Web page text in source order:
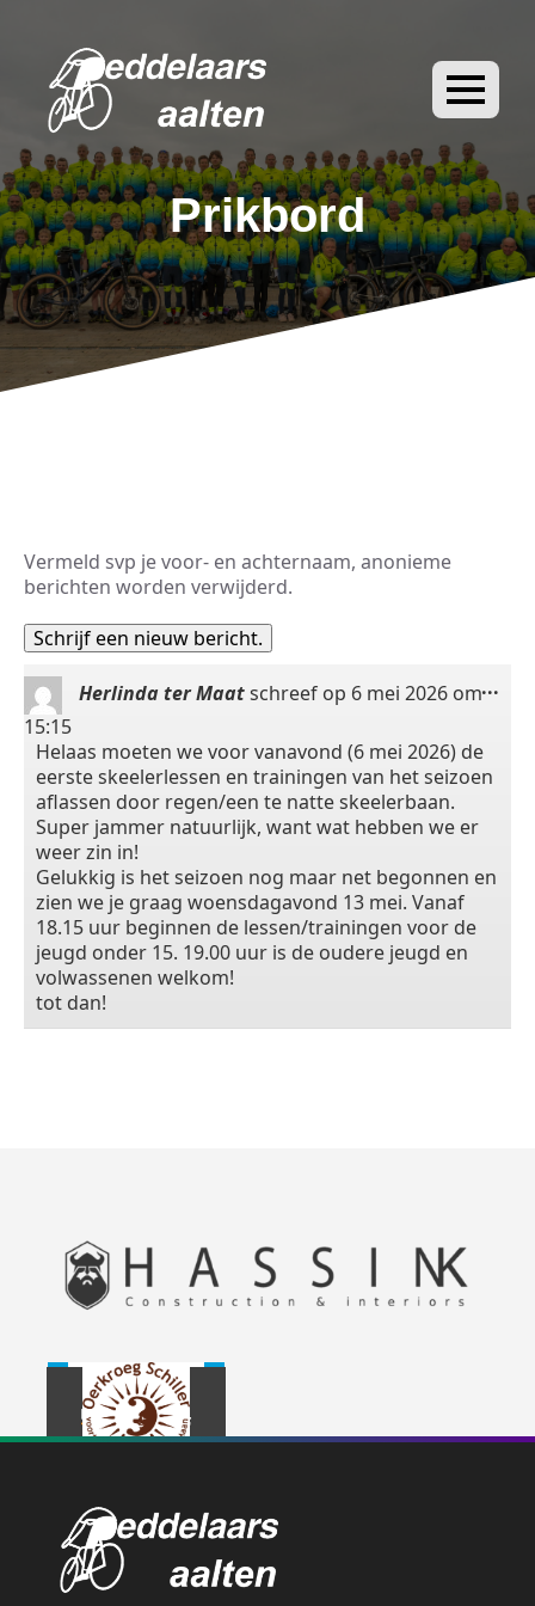
Prikbord
Vermeld svp je voor- en achternaam, anonieme
berichten worden verwijderd.
Herlinda ter Maatschreef op 6 mei 2026 om
15:15
Helaas moeten we voor vanavond (6 mei 2026) de
eerste skeelerlessen en trainingen van het seizoen
aflassen door regen/een te natte skeelerbaan.
Super jammer natuurlijk, want wat hebben we er
weer zin in!
Gelukkig is het seizoen nog maar net begonnen en
zien we je graag woensdagavond 13 mei. Vanaf
18.15 uur beginnen de lessen/trainingen voor de
jeugd onder 15. 19.00 uur is de oudere jeugd en
volwassenen welkom!
tot dan!
...